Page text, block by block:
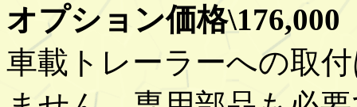
オプション価格
車載トレーラーへの取